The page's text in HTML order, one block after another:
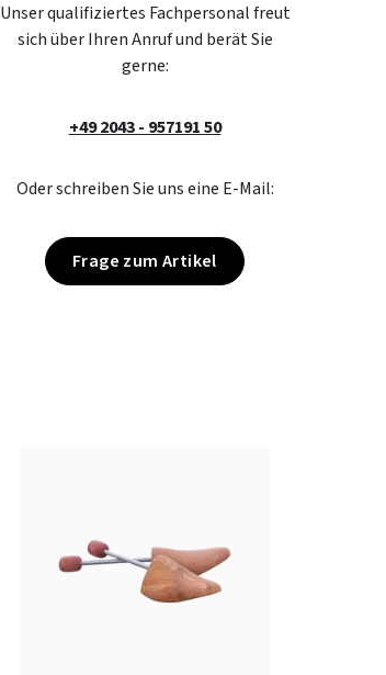
Unser qualifiziertes Fachpersonal freut
sich über Ihren Anruf und berät Sie
gerne:
+49 2043 - 957191 50
Oder schreiben Sie uns eine E-Mail:
Frage zum Artikel